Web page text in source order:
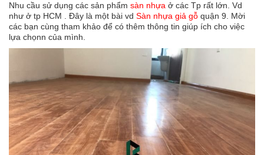
Nhu cầu sử dụng các sản phẩm sàn nhựa ở các Tp rất lớn. Vd
như ở tp HCM . Đây là một bài vd Sàn nhựa giả gỗ quận 9. Mời
các bạn cùng tham khảo để có thêm thông tin giúp ích cho việc
lựa chọnn của mình.